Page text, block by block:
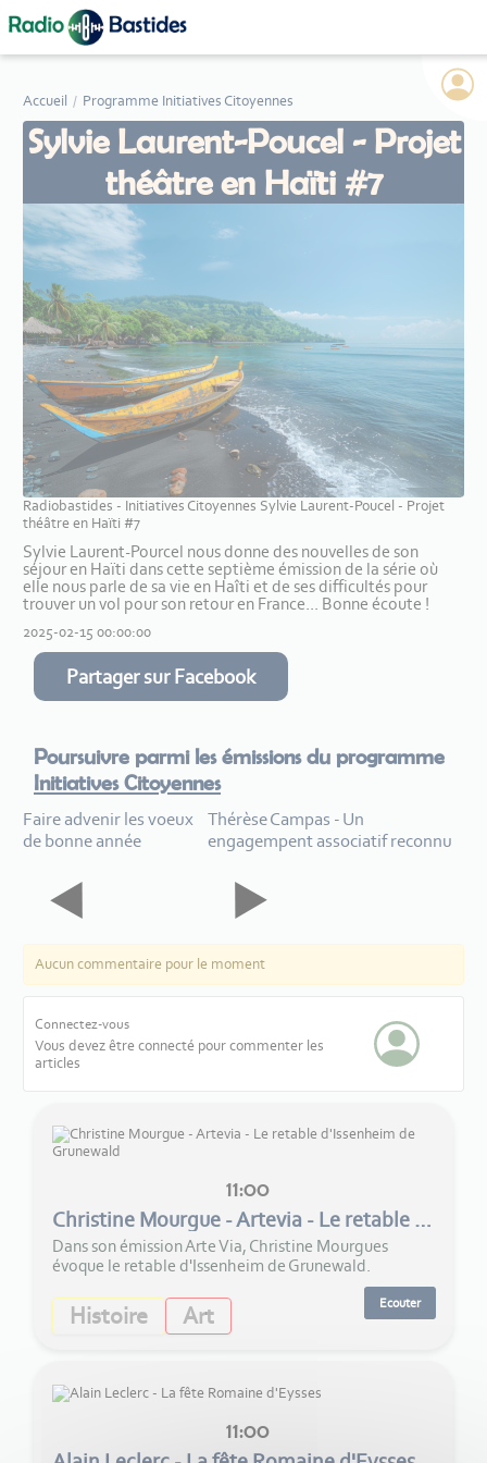
Accueil Programme Initiatives Citoyennes
Sylvie Laurent-Poucel - Projet
théâtre en Haïti #7
Radiobastides - Initiatives Citoyennes Sylvie Laurent-Poucel - Projet
théâtre en Haïti #7
Sylvie Laurent-Pourcel nous donne des nouvelles de son
séjour en Haïti dans cette septième émission de la série où
elle nous parle de sa vie en Haîti et de ses difficultés pour
trouver un vol pour son retour en France... Bonne écoute !
2025-02-15 00:00:00
Partager sur Facebook
Poursuivre parmi les émissions du programme
Initiatives Citoyennes
Faire advenir les voeux
de bonne année
Thérèse Campas - Un
engagempent associatif reconnu
Aucun commentaire pour le moment
Connectez-vous
Vous devez être connecté pour commenter les
articles
11:00
Christine Mourgue - Artevia - Le retable d'Issenheim de Grunewald
Dans son émission Arte Via, Christine Mourgues
évoque le retable d'Issenheim de Grunewald.
Histoire Art Ecouter
11:00
Panneau de gestion des cookies